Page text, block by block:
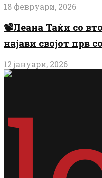
18 февруари, 2026
📽️Леана Таќи со
најави својот прв
12 јануари, 2026